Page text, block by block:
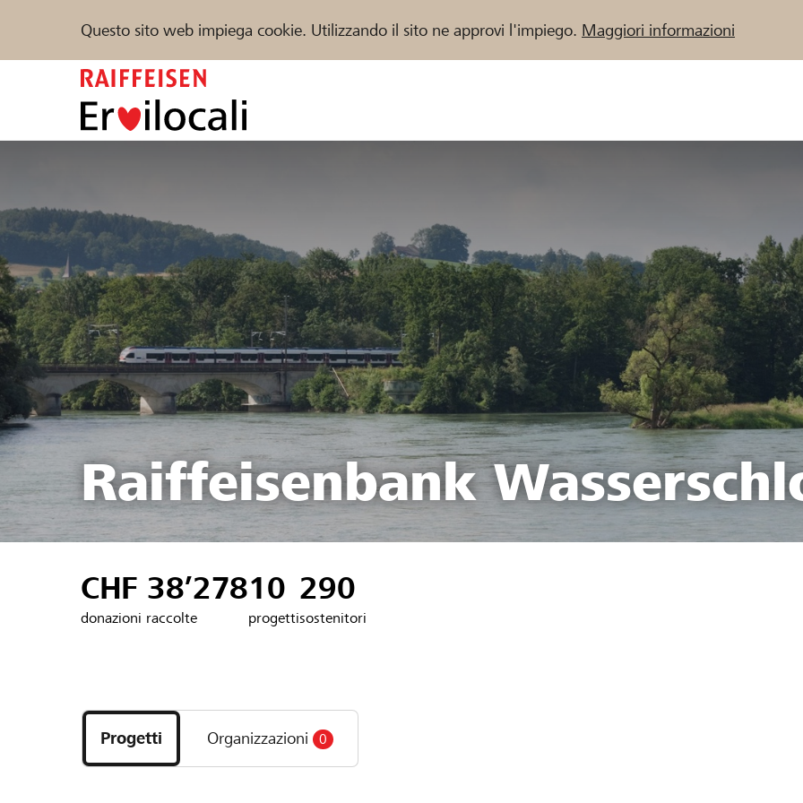
Questo sito web impiega cookie. Utilizzando il sito ne approvi l'impiego. Maggiori informazioni
Trova progetti e organizzazioni
DE FR IT
Raiffeisenbank
CHF 38’278
donazioni raccolte
10
progetti
290
sostenitori
i
progetti
e
Progetti Organizzazioni 0